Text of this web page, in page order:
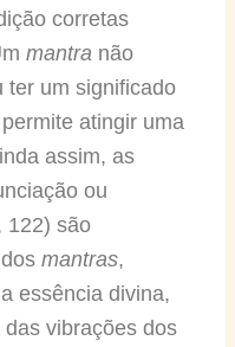
corretas
mantranão
ter um significado
atingir uma
assim, as
ou
122) são
mantras,
essência divina,
vibrações dos